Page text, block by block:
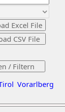
Vorarlberg